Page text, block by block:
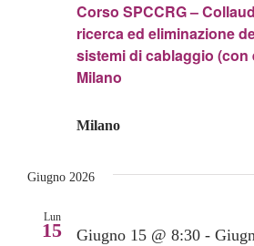
Corso SPCCRG –
ricerca ed eliminazione
sistemi di cablaggio (con
Milano
Milano
Giugno 2026
Lun
15 Giugno 15 @ 8:30 -